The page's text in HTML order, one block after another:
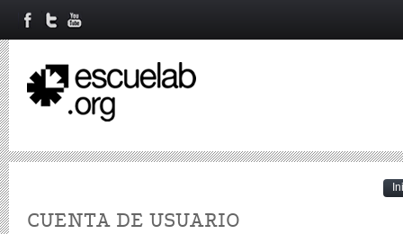
CUENTA DE USUARIO